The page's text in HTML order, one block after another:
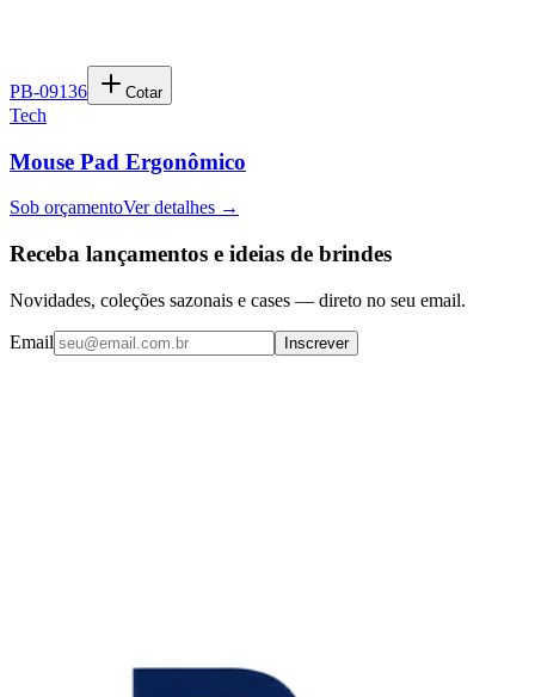
PB-09136 Cotar
Tech
Mouse Pad Ergonômico
Sob orçamentoVer detalhes →
Receba lançamentos e ideias de brindes
Novidades, coleções sazonais e cases — direto no seu email.
Email Inscrever